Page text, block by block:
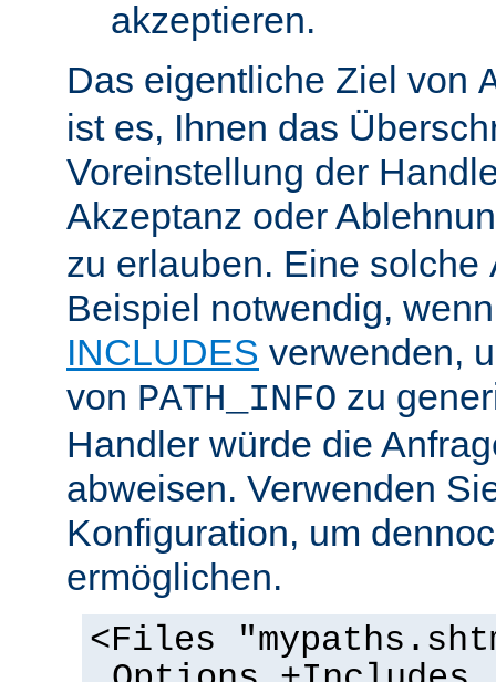
akzeptieren.
Das eigentliche Ziel von
ist es, Ihnen das
Voreinstellung der
Akzeptanz oder
zu erlauben. Eine solche
Beispiel notwendig,
INCLUDES verwenden,
von PATH_INFO zu
Handler würde die
abweisen. Verwenden
Konfiguration, um
ermöglichen.
<Files